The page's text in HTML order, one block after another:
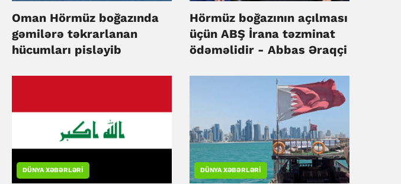
Oman Hörmüz boğazında
gəmilərə təkrarlanan
hücumları pisləyib
Hörmüz boğazının açılması
üçün ABŞ İrana təzminat
ödəməlidir - Abbas Əraqçi
DÜNYA XƏBƏRLƏRI DÜNYA XƏBƏRLƏRI